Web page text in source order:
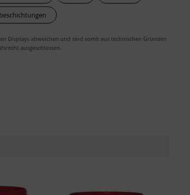
Displays abweichen und sind somit aus technischen Gründen
ausgeschlossen.